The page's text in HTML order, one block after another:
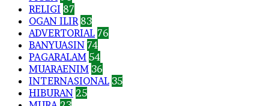
RELIGI 87
OGAN ILIR 83
ADVERTORIAL 76
BANYUASIN 74
PAGARALAM 54
MUARAENIM 36
INTERNASIONAL 35
HIBURAN 25